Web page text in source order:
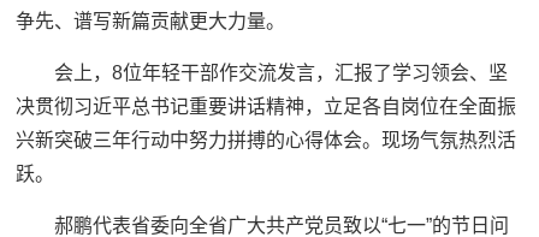
争先、谱写新篇贡献更大力量。
会上，8位年轻干部作交流发言，汇报了学习领会、坚
决贯彻习近平总书记重要讲话精神，立足各自岗位在全面振
兴新突破三年行动中努力拼搏的心得体会。现场气氛热烈活
跃。
郝鹏代表省委向全省广大共产党员致以“七一”的节日问